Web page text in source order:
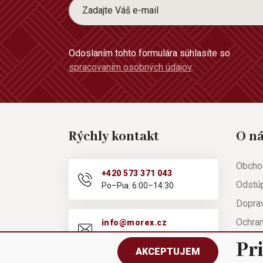
Odoslaním tohto formulára súhlasíte so
spracovaním osobných údajov.
Rýchly kontakt
+420 573 371 043
Po–Pia: 6:00–14:30
info@morex.cz
Po–Pia: 6:00–14:30
O
AKCEPTUJEM